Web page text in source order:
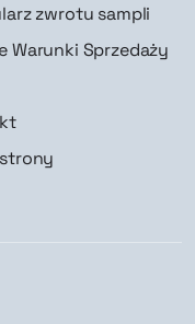
zwrotu sampli
Warunki Sprzedaży